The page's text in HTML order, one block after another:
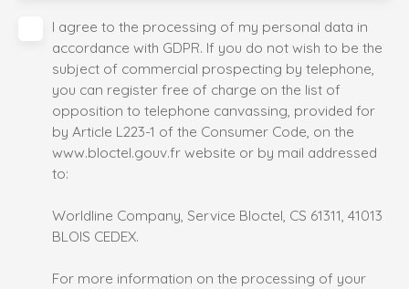
I agree to the processing of my personal data in
accordance with GDPR. If you do not wish to be the
subject of commercial prospecting by telephone,
you can register free of charge on the list of
opposition to telephone canvassing, provided for
by Article L223-1 of the Consumer Code, on the
www.bloctel.gouv.fr website or by mail addressed
to:
Worldline Company, Service Bloctel, CS 61311, 41013
BLOIS CEDEX.
For more information on the processing of your